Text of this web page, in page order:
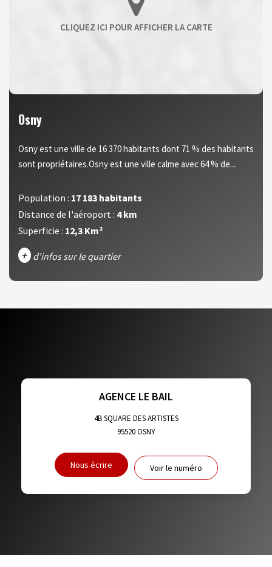
Osny
Osny est une ville de 16 370 habitants dont 71 % des habitants
sont propriétaires.Osny est une ville calme avec 64 % de...
Population : 17 183 habitants
Distance de l'aéroport : 4 km
Superficie : 12,3 Km²
+ d'infos sur le quartier
DISTANCE DE L'AÉROPORT : SUPERFICIE :
RESTAURANTS ET CAFÉS COMMERCES
AGENCE LE BAIL
4B SQUARE DES ARTISTES
95520OSNY
Nous écrire Voir le numéro